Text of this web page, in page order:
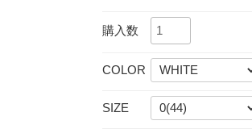
購入数
COLOR
SIZE